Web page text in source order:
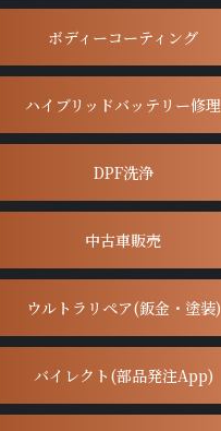
ボディーコーティング
ハイブリッドバッテリー修理
DPF洗浄
中古車販売
ウルトラリペア(鈑金・塗装)
バイレクト(部品発注App)